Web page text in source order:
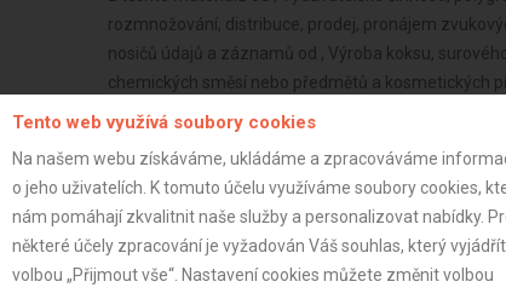
Tento web využívá soubory cookies
Na našem webu získáváme, ukládáme a zpracováváme
o jeho uživatelích. K tomuto účelu využíváme soubory cookies,
nám pomáhají zkvalitnit naše služby a personalizovat nabídky.
některé účely zpracování je vyžadován Váš souhlas, který
volbou „Přijmout vše“. Nastavení cookies můžete změnit volbou